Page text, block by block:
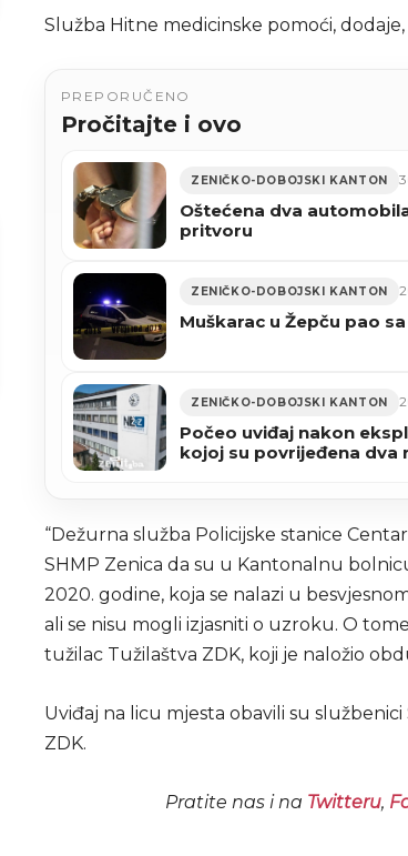
Služba Hitne medicinske pomoći, dodaje,
PREPORUČENO
Pročitajte i ovo
ZENIČKO-DOBOJSKI KANTON
Oštećena dva
pritvoru
ZENIČKO-DOBOJSKI KANTON
Muškarac u Žepču pao
ZENIČKO-DOBOJSKI KANTON
Počeo uviđaj nakon
kojoj su povrijeđena dva
“Dežurna služba Policijske stanice
SHMP Zenica da su u Kantonalnu
2020. godine, koja se nalazi u
ali se nisu mogli izjasniti o uzroku. O
tužilac Tužilaštva ZDK, koji je naložio
Uviđaj na licu mjesta obavili su
ZDK.
Pratite nas i na Twitteru,